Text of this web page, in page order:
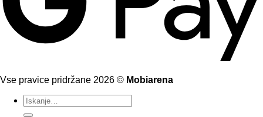
Vse pravice pridržane 2026 © Mobiarena
Išči: